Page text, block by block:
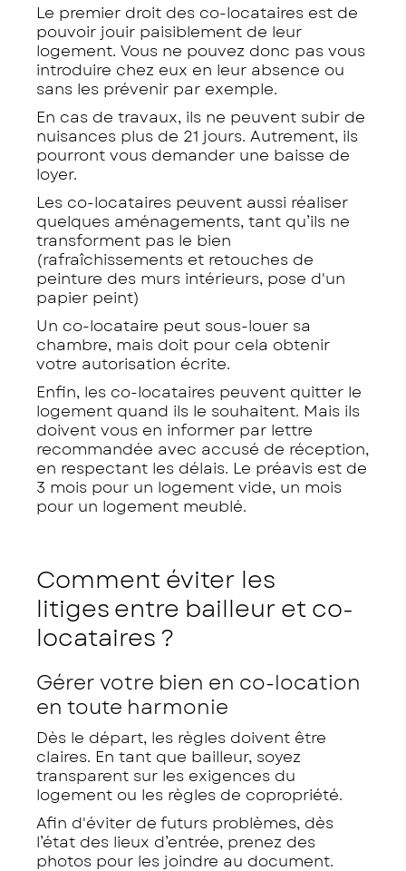
Le premier droit des co-locataires est de
pouvoir jouir paisiblement de leur
logement. Vous ne pouvez donc pas vous
introduire chez eux en leur absence ou
sans les prévenir par exemple.
En cas de travaux, ils ne peuvent subir de
nuisances plus de 21 jours. Autrement, ils
pourront vous demander une baisse de
loyer.
Les co-locataires peuvent aussi réaliser
quelques aménagements, tant qu’ils ne
transforment pas le bien
(rafraîchissements et retouches de
peinture des murs intérieurs, pose d'un
papier peint)
Un co-locataire peut sous-louer sa
chambre, mais doit pour cela obtenir
votre autorisation écrite.
Enfin, les co-locataires peuvent quitter le
logement quand ils le souhaitent. Mais ils
doivent vous en informer par lettre
recommandée avec accusé de réception,
en respectant les délais. Le préavis est de
3 mois pour un logement vide, un mois
pour un logement meublé.
Comment éviter les
litiges entre bailleur et co-
locataires ?
Gérer votre bien en co-location
en toute harmonie
Dès le départ, les règles doivent être
claires. En tant que bailleur, soyez
transparent sur les exigences du
logement ou les règles de copropriété.
Afin d'éviter de futurs problèmes, dès
l’état des lieux d’entrée, prenez des
photos pour les joindre au document.